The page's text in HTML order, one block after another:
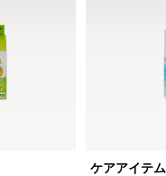
ケアアイテム